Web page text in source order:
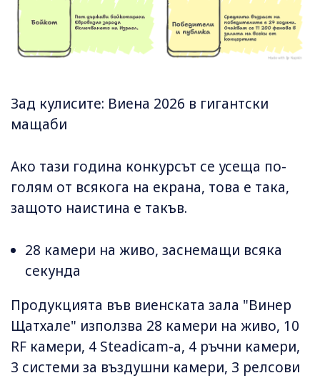
Зад кулисите: Виена 2026 в гигантски
мащаби
Ако тази година конкурсът се усеща по-
голям от всякога на екрана, това е така,
защото наистина е такъв.
28 камери на живо, заснемащи всяка
секунда
Продукцията във виенската зала "Винер
Щатхале" използва 28 камери на живо, 10
RF камери, 4 Steadicam-а, 4 ръчни камери,
3 системи за въздушни камери, 3 релсови